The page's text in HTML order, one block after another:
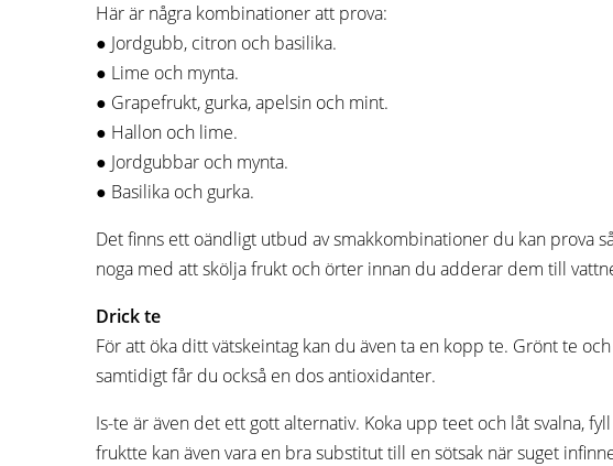
Här är några kombinationer att prova:
● Jordgubb, citron och basilika.
● Lime och mynta.
● Grapefrukt, gurka, apelsin och mint.
● Hallon och lime.
● Jordgubbar och mynta.
● Basilika och gurka.
Det finns ett oändligt utbud av smakkombinationer du kan prova
noga med att skölja frukt och örter innan du adderar dem till
Drick te
För att öka ditt vätskeintag kan du även ta en kopp te. Grönt te
samtidigt får du också en dos antioxidanter.
Is-te är även det ett gott alternativ. Koka upp teet och låt svalna,
fruktte kan även vara en bra substitut till en sötsak när suget